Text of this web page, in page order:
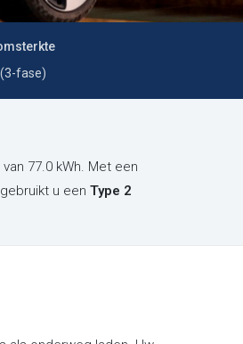
(3-fase)
77.0 kWh. Met een
u een Type 2